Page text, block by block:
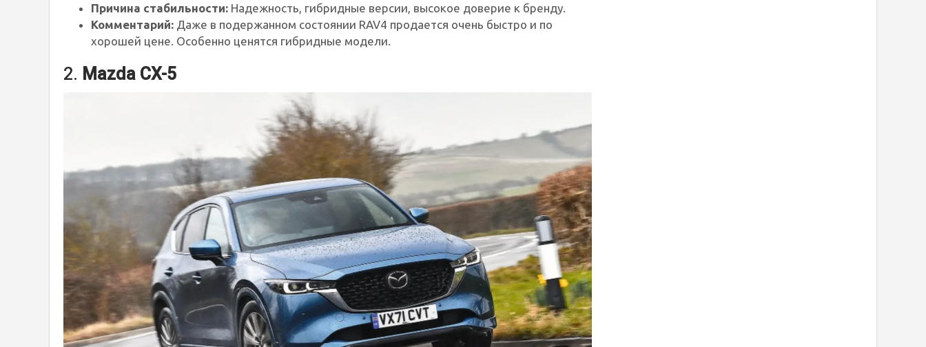
Причина стабильности: Надежность, гибридные версии, высокое доверие к бренду.
Комментарий: Даже в подержанном состоянии RAV4 продается очень быстро и по
хорошей цене. Особенно ценятся гибридные модели.
2. Mazda CX-5